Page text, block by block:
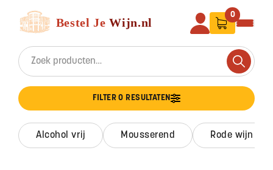
Search for:
Search
0
FILTER 0 RESULTATEN
alcohol vrij mousserend rode wijn